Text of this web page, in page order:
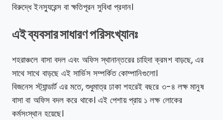
বিরুদ্ধে ইনস্যুরেন্স বা ক্ষতিপূরন সুবিধা প্রদান।
এই ব্যবসার সাধারণ পরিসংখ্যানঃ
শহরাঞ্চলে বাসা বদল এবং অফিস স্থানান্তরের চাহিদা ক্রমশ বাড়ছে, এর
সাথে সাথে বাড়ছে এই সার্ভিস সম্পর্কিত কোম্পানিগুলো।
বিজনেস স্ট্যান্ডার্ট এর মতে, শুধুমাত্র ঢাকা শহরেই বছরে ৩-৪ লক্ষ মানুষ
বাসা বা অফিস বদল করে থাকে। এই পেশায় প্রায় ১ লক্ষ লোকের
কর্মসংস্থান হয়েছে।